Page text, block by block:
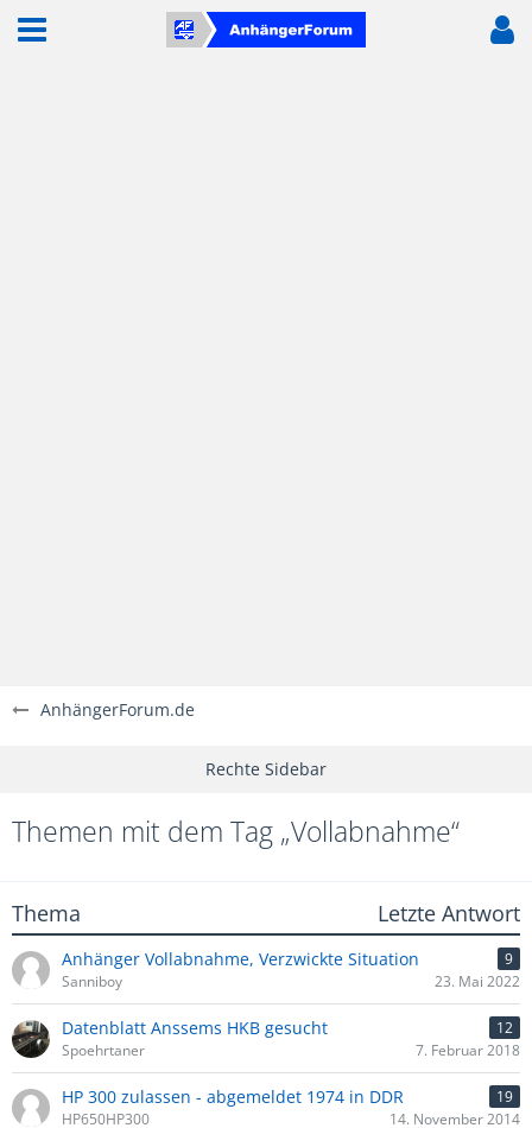
AnhängerForum.de
Themen mit dem Tag „Vollabnahme“
Thema Letzte Antwort
Anhänger Vollabnahme, Verzwickte Situation
9
Sanniboy
23. Mai 2022
Datenblatt Anssems HKB gesucht
12
Spoehrtaner
7. Februar 2018
HP 300 zulassen - abgemeldet 1974 in DDR
19
HP650HP300
14. November 2014